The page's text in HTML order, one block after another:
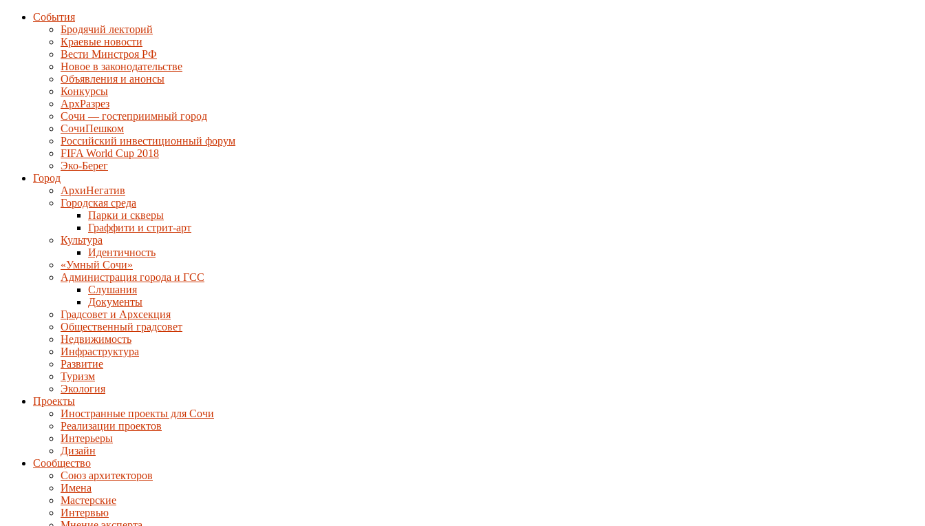
События
Бродячий лекторий
Краевые новости
Вести Минстроя РФ
Новое в законодательстве
Объявления и анонсы
Конкурсы
АрхРазрез
Сочи — гостеприимный город
СочиПешком
Российский инвестиционный форум
FIFA World Cup 2018
Эко-Берег
Город
АрхиНегатив
Городская среда
Парки и скверы
Граффити и стрит-арт
Культура
Идентичность
«Умный Сочи»
Администрация города и ГСС
Слушания
Документы
Градсовет и Архсекция
Общественный градсовет
Недвижимость
Инфраструктура
Развитие
Туризм
Экология
Проекты
Иностранные проекты для Сочи
Реализации проектов
Интерьеры
Дизайн
Сообщество
Союз архитекторов
Имена
Мастерские
Интервью